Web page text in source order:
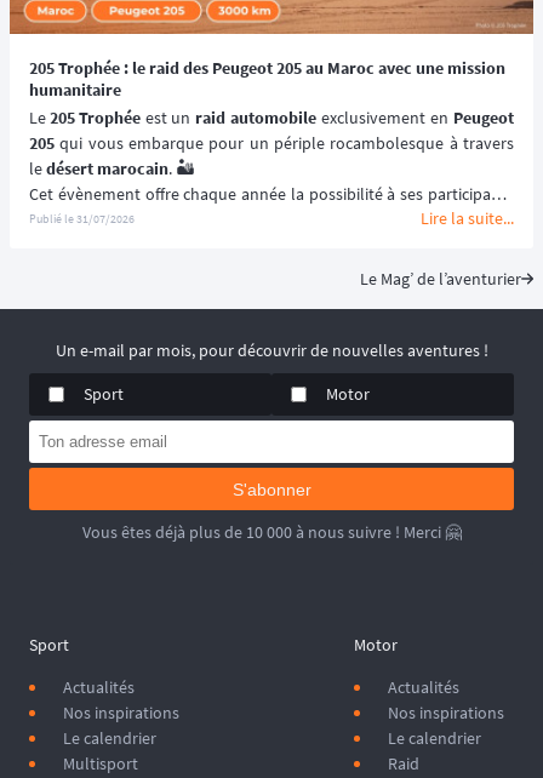
205 Trophée : le raid des Peugeot 205 au Maroc avec une mission
humanitaire
Le 205 Trophée est un raid automobile exclusivement en Peugeot
205 qui vous embarque pour un périple rocambolesque à travers
le désert marocain. 🏜️
Cet évènement offre chaque année la possibilité à ses participants
de (re)découvrir le Maroc en traversant ses paysages les plus
premiers rallye-raids , le
205
📆 Prochaines dates : du 2 au 15 Mai 2027.
Publié le31/07/2026 Lire la suite...
Le Mag’ de l’aventurier
Un e-mail par mois, pour découvrir de nouvelles aventures !
Sport
Motor
S'abonner
Vous êtes déjà plus de 10 000 à nous suivre ! Merci 🤗
Sport
Actualités
Nos inspirations
Le calendrier
Multisport
Motor
Actualités
Nos inspirations
Le calendrier
Raid